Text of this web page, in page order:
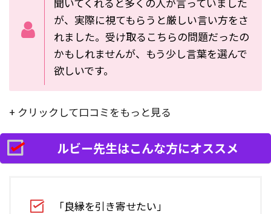
が、実際に視てもらうと厳しい言い方をさ
れました。受け取るこちらの問題だったの
かもしれませんが、もう少し言葉を選んで
欲しいです。
+ クリックして口コミをもっと見る
ルビー先生はこんな方にオススメ
「良縁を引き寄せたい」